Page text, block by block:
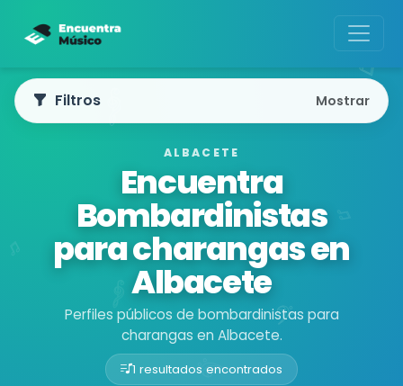
ALBACETE
Encuentra
Bombardinistas
para charangas en
Albacete
Perfiles públicos de bombardinistas para
charangas en Albacete.
1 resultados encontrados
Filtros Mostrar